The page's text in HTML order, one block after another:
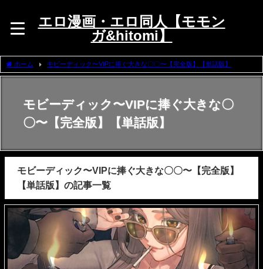
エロ漫画・エロ同人【モモン
ガ&hitomi】
ホーム モビーディック〜VIPに捧ぐ大きな〇〇〜【完全版】【単話版】
モビーディック〜VIPに捧ぐ大きな〇
〇〜【完全版】【単話版】
モビーディック〜VIPに捧ぐ大きな〇〇〜【完全版】
【単話版】の記事一覧